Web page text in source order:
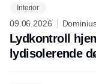
Interior
09.06.2026
Lydkontroll
lydisolerende